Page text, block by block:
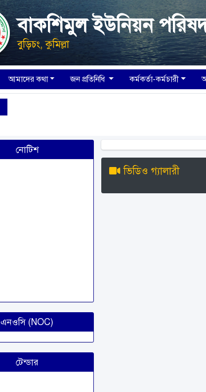
বাকশিমুল ইউনিয়ন
বুড়িচং, কুমিল্লা
আমাদের কথা জন প্রতিনিধি কর্মকর্তা-কর্মচারী
নোটিশ
এনওসি (NOC)
টেন্ডার
ভিডিও গ্যালারী